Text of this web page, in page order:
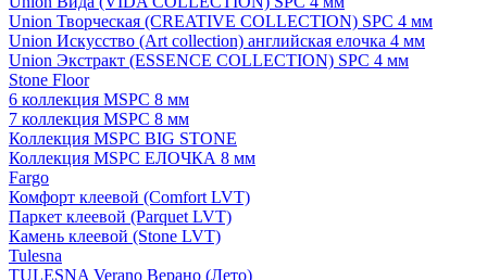
Union Творческая (CREATIVE COLLECTION) SPC 4 мм
Union Искусство (Art collection) английская елочка 4 мм
Union Экстракт (ESSENCE COLLECTION) SPC 4 мм
Stone Floor
6 коллекция MSPC 8 мм
7 коллекция MSPC 8 мм
Коллекция MSPC BIG STONE
Коллекция MSPC ЕЛОЧКА 8 мм
Fargo
Комфорт клеевой (Comfort LVT)
Паркет клеевой (Parquet LVT)
Камень клеевой (Stone LVT)
Tulesna
TULESNA Verano Верано (Лето)